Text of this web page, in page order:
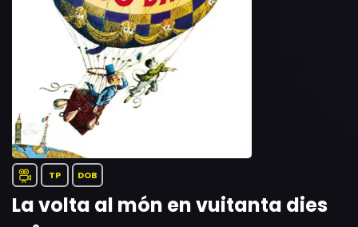
TP DOB
La volta al món en vuitanta dies